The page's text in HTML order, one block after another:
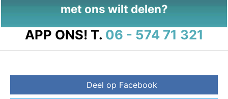
met ons wilt delen?
APP ONS! T. 06 - 574 71 321
Deel op Facebook